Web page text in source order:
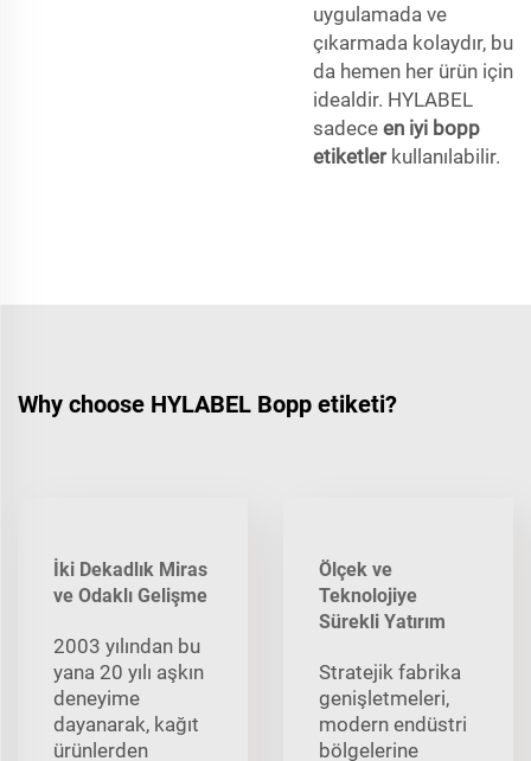
uygulamada ve
çıkarmada kolaydır, bu
da hemen her ürün için
idealdir. HYLABEL
sadece en iyi bopp
etiketler kullanılabilir.
Why choose HYLABEL Bopp etiketi?
İki Dekadlık Miras
ve Odaklı Gelişme
2003 yılından bu
yana 20 yılı aşkın
deneyime
dayanarak, kağıt
ürünlerden
Ölçek ve
Teknolojiye
Sürekli Yatırım
Stratejik fabrika
genişletmeleri,
modern endüstri
bölgelerine